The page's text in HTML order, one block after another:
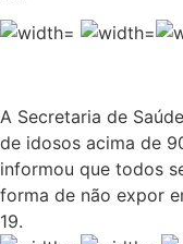
A Secretaria de
de idosos acima de
informou que todos
forma de não expor
19.